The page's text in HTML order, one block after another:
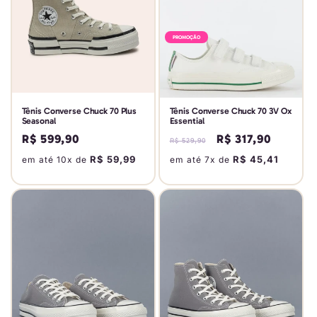
Tênis Converse Chuck 70 Plus
Seasonal
Preço
normal
R$ 599,90
em até 10x de R$ 59,99
PROMOÇÃO
Tênis Converse Chuck 70 3V Ox
Essential
Preço
normal
R$ 529,90
Preço
promocional
R$ 317,90
em até 7x de R$ 45,41